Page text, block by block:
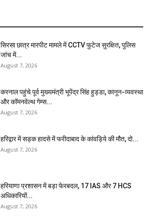
सिरसा छात्र मारपीट मामले में CCTV फुटेज सुरक्षित, पुलिस
जांच में...
August 7, 2026
करनाल पहुंचे पूर्व मुख्यमंत्री भूपेंद्र सिंह हुड्डा, कानून-व्यवस्था
और कॉमनवेल्थ गेम्स...
August 7, 2026
हरिद्वार में सड़क हादसे में फरीदाबाद के कांवड़िये की मौत, दो...
August 7, 2026
हरियाणा प्रशासन में बड़ा फेरबदल, 17 IAS और 7 HCS
अधिकारियों...
August 7, 2026